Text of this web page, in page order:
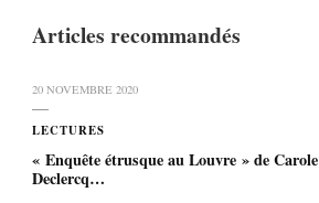
Articles recommandés
20 NOVEMBRE 2020
LECTURES
« Enquête étrusque au Louvre » de Carole
Declercq…